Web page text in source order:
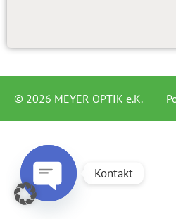
© 2026 MEYER OPTIK e.K.
Kontakt
Open